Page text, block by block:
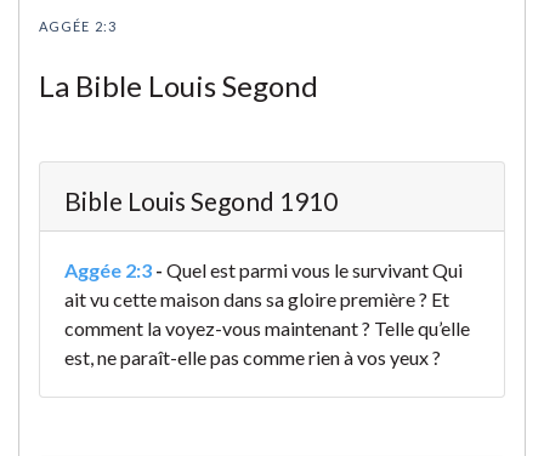
AGGÉE 2:3
La Bible Louis Segond
Bible Louis Segond 1910
Aggée 2:3 - Quel est parmi vous le survivant Qui
ait vu cette maison dans sa gloire première ? Et
comment la voyez-vous maintenant ? Telle qu’elle
est, ne paraît-elle pas comme rien à vos yeux ?